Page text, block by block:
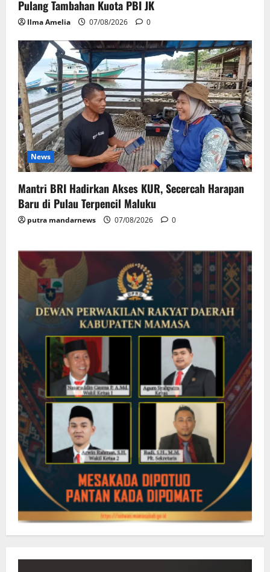
Pulang Tambahan Kuota PBI JK
Ilma Amelia 07/08/2026 0
News
Mantri BRI Hadirkan Akses KUR, Secercah Harapan
Baru di Pulau Terpencil Maluku
putra mandarnews 07/08/2026 0